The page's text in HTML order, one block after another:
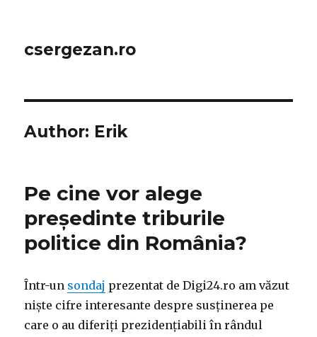
csergezan.ro
Author: Erik
Pe cine vor alege
președinte triburile
politice din România?
Într-un sondaj prezentat de Digi24.ro am văzut
niște cifre interesante despre susținerea pe
care o au diferiți prezidențiabili în rândul